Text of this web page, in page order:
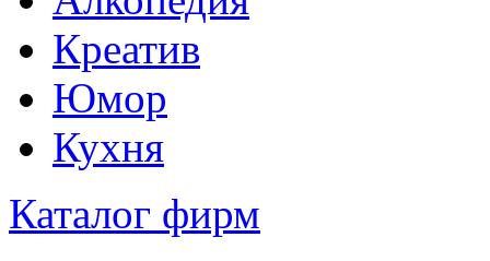
Креатив
Юмор
Кухня
Каталог фирм